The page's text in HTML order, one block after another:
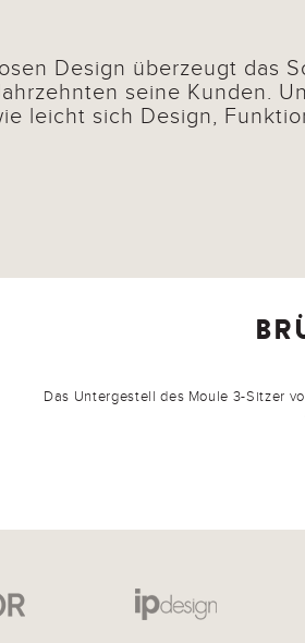
Design überzeugt das
seine Kunden.
leicht sich Design,
Das Untergestell des Moule 3-Sitzer